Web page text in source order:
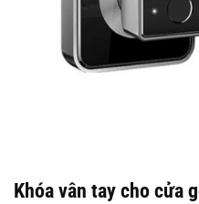
Khóa vân tay cho cửa